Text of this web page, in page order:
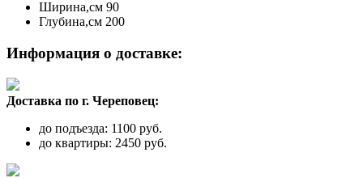
Ширина,см 90
Глубина,см 200
Информация о доставке:
Доставка по г. Череповец:
до подъезда: 1100 руб.
до квартиры: 2450 руб.